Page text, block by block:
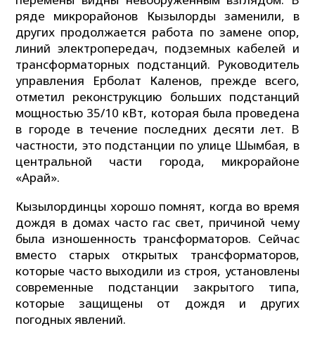
ряде микрорайонов Кызылорды заменили, в
других продолжается работа по замене опор,
линий электропередач, подземных кабелей и
трансформаторных подстанций. Руководитель
управления Ерболат Каленов, прежде всего,
отметил реконструкцию больших подстанций
мощностью 35/10 кВт, которая была проведена
в городе в течение последних десяти лет. В
частности, это подстанции по улице Шымбая, в
центральной части города, микрорайоне
«Арай».
Кызылординцы хорошо помнят, когда во время
дождя в домах часто гас свет, причиной чему
была изношенность трансформаторов. Сейчас
вместо старых открытых трансформаторов,
которые часто выходили из строя, установлены
современные подстанции закрытого типа,
которые защищены от дождя и других
погодных явлений.